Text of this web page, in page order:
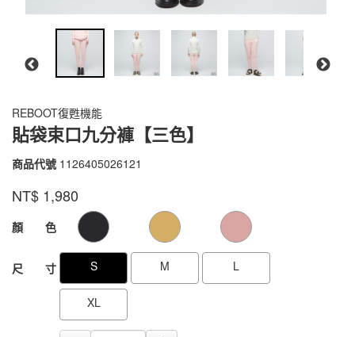
REBOOT復甦機能
貼袋束口九分褲【三色】
商品代號 1126405026121
1126405026121
品牌
VOUX
NT$ 1,980
GOODS000000000000000089249
顏 色
尺 寸 S M L
XL